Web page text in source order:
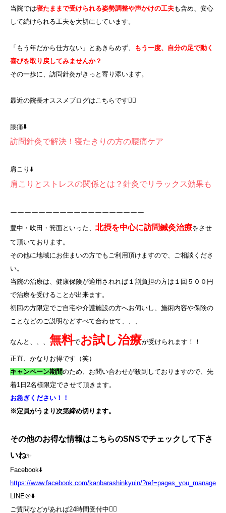
当院では寝たままで受けられる姿勢調整や声かけの工夫も含め、安心
して続けられる工夫を大切にしています。
「もう年だから仕方ない」とあきらめず、
もう一度、自分の足で動く
喜びを取り戻してみませんか？
その一歩に、訪問針灸がきっと寄り添います。
最近の院長オススメブログはこちらです💁‍♀️
腰痛⬇️
訪問針灸で解決！寝たきりの方の腰痛ケア
肩こり⬇️
肩こりとストレスの関係とは？針灸でリラックス効果も
ーーーーーーーーーーーーーーーーーーー
豊中・吹田・箕面といった、 北摂を中心に訪問鍼灸治療をさせ
て頂いております。
その他に地域にお住まいの方でもご利用頂けますので、ご相談くださ
い。
当院の治療は、健康保険が適用されれば１割負担の方は１回５００円
で治療を受けることが出来ます。
初回の方限定でご自宅や介護施設の方へお伺いし、施術内容や保険の
ことなどのご説明などすべて合わせて、、、
なんと、、、 無料でお試し治療が受けられます！！
正直、かなりお得です（笑）
キャンペーン期間のため、お問い合わせが殺到しておりますので、先
着1 日 2名様限定でさせて頂きます。
お急ぎください！！
※定員がうまり次第締め切ります。
その他のお得な情報はこちらのSNSでチェックして下さ
いね✨
Facebook⬇️
https://www.facebook.com/kanbarashinkyuin/?ref=pages_you_manage
LINE＠⬇️
ご質問などがあれば24時間受付中💁‍♀️